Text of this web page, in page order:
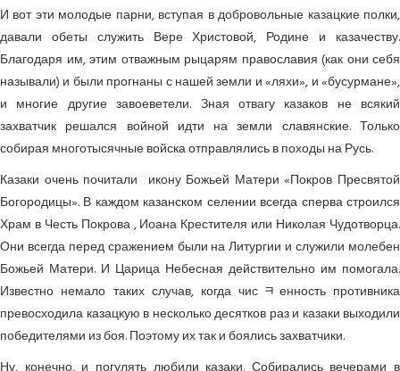
И вот эти молодые парни, вступая в добровольные казацкие полки,
давали обеты служить Вере Христовой, Родине и казачеству.
Благодаря им, этим отважным рыцарям православия (как они себя
называли) и были прогнаны с нашей земли и «ляхи», и «бусурмане»,
и многие другие завоеветели. Зная отвагу казаков не всякий
захватчик решался войной идти на земли славянские. Только
собирая многоты­сячные войска отправлялись в походы на Русь.
Казаки очень почитали икону Божьей Матери «По­кров Пресвятой
Богородицы». В каждом казанском селении всегда сперва строился
Храм в Честь Покрова , Иоана Крестителя или Николая Чудотворца.
Они всегда перед сражением были на Литургии и служили молебен
Божьей Матери. И Царица Небесная действительно им помогала.
Известно немало таких случав, когда чисﾻенность противника
превосходила казацкую в несколько десятков раз и казаки выходили
победителями из боя. Поэтому их так и боялись захватчики.